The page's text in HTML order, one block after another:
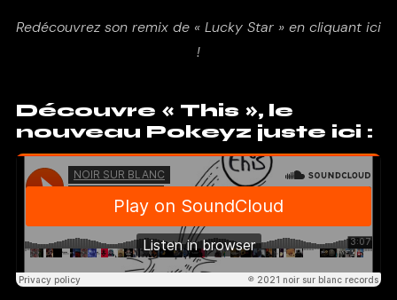
Redécouvrez son remix de « Lucky Star » en cliquant ici
!
Découvre « This », le
nouveau Pokeyz juste ici :